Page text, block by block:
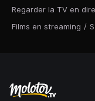
Regarder la TV en
Films en streaming /